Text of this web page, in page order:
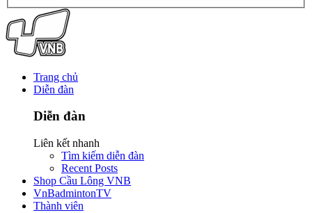
Trang chủ
Diễn đàn
Diễn đàn
Liên kết nhanh
Tìm kiếm diễn đàn
Recent Posts
Shop Cầu Lông VNB
VnBadmintonTV
Thành viên